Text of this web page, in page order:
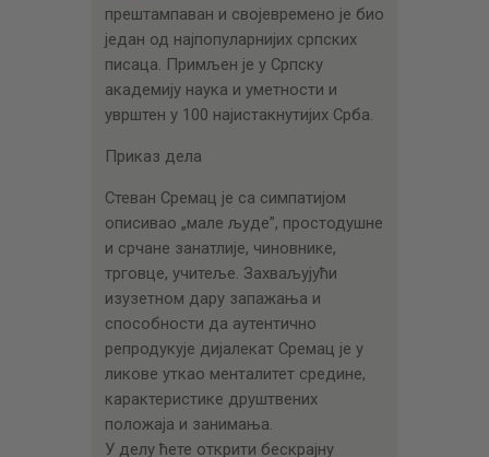
прештампаван и својевремено је био
један од најпопуларнијих српских
писаца. Примљен је у Српску
академију наука и уметности и
уврштен у 100 најистакнутијих Срба.
Приказ дела
Стеван Сремац је са симпатијом
описивао „мале људе”, простодушне
и срчане занатлије, чиновнике,
трговце, учитеље. Захваљујући
изузетном дару запажања и
способности да аутентично
репродукује дијалекат Сремац је у
ликове уткао менталитет средине,
карактеристике друштвених
положаја и занимања.
У делу ћете открити бескрајну